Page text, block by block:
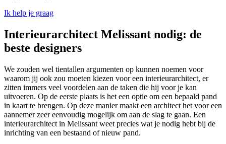
Ik help je graag
Interieurarchitect Melissant nodig: de
beste designers
We zouden wel tientallen argumenten op kunnen noemen voor
waarom jij ook zou moeten kiezen voor een interieurarchitect, er
zitten immers veel voordelen aan de taken die hij voor je kan
uitvoeren. Op de eerste plaats is het een optie om een bepaald pand
in kaart te brengen. Op deze manier maakt een architect het voor een
aannemer zeer eenvoudig mogelijk om aan de slag te gaan. Een
interieurarchitect in Melissant weet precies wat je nodig hebt bij de
inrichting van een bestaand of nieuw pand.